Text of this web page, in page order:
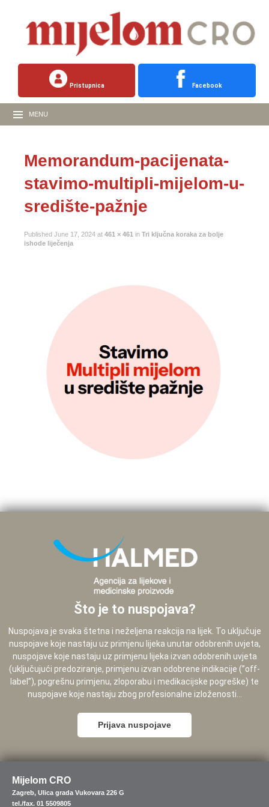
Pristupnica Facebook
MENU
Memorandum-pacijenata-
stavimo-multipli-mijelom-u-
središte-pažnje
Published June 17, 2024 at 461 × 461 in Tri ključna koraka za bolje
ishode liječenja
Što je to nuspojava?
Nuspojava je svaka štetna i neželjena reakcija na lijek. To uključuje
nuspojave koje nastaju uz primjenu lijeka unutar odobrenih uvjeta,
nuspojave koje nastaju uz primjenu lijeka izvan odobrenih uvjeta
(uključujući predoziranje, primjenu izvan odobrene indikacije (”off-
label”), pogrešnu primjenu, zloporabu i medikacijske pogreške) te
nuspojave koje nastaju zbog profesionalne izloženosti...
Prijava nuspojave
Mijelom CRO
Zagreb, Ulica grada Vukovara 226 G
tel./fax. 01 5509805